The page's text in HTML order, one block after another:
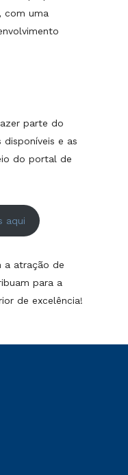
com uma
parte do
e as
do portal de
aqui
a atração de
para a
de excelência!